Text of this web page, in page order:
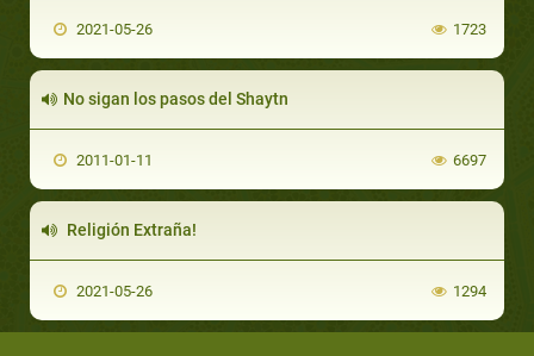
2021-05-26 1723
No sigan los pasos del Shaytn
2011-01-11 6697
Religión Extraña!
2021-05-26 1294